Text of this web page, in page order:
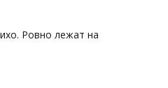
Ровно лежат на